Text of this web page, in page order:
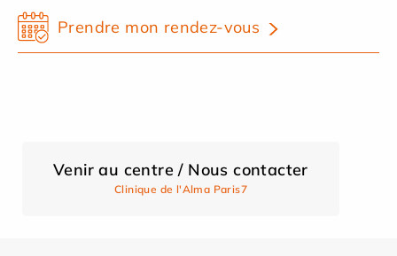
Prendre mon rendez-vous
Venir au centre / Nous contacter
Clinique de l'Alma Paris7